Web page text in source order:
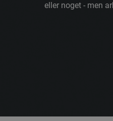
eller noget - men